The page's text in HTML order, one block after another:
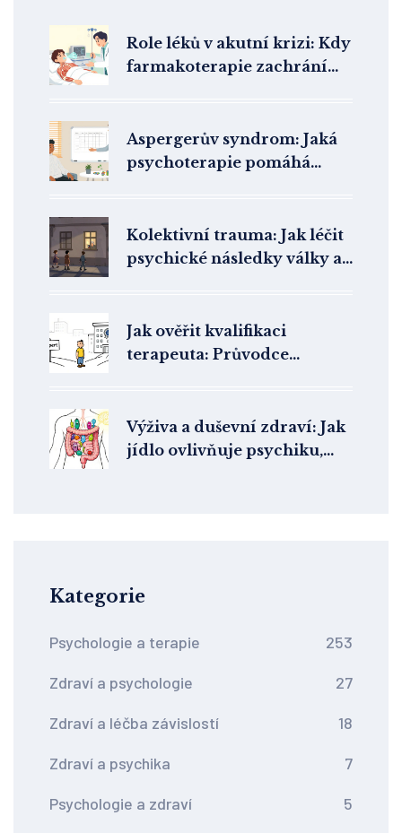
Role léků v akutní krizi: Kdy
farmakoterapie zachrání
Aspergerův syndrom: Jaká
psychoterapie pomáhá
Kolektivní trauma: Jak léčit
psychické následky války a
Jak ověřit kvalifikaci
terapeuta: Průvodce
Výživa a duševní zdraví: Jak
jídlo ovlivňuje psychiku,
Kategorie
Psychologie a terapie 253
Zdraví a psychologie 27
Zdraví a léčba závislostí 18
Zdraví a psychika 7
Psychologie a zdraví 5